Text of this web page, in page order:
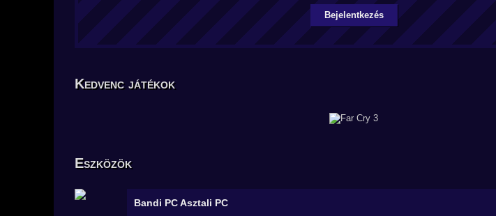
Bejelentkezés
Kedvenc játékok
Eszközök
Bandi PCAsztali PC